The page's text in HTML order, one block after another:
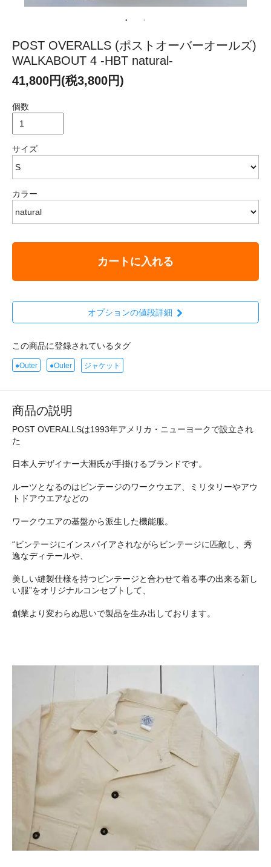
POST OVERALLS (ポストオーバーオールズ)
WALKABOUT 4 -HBT natural-
41,800円(税3,800円)
個数
サイズ
カラー
カートに入れる
オプションの値段詳細
この商品に登録されているタグ
●Outer ●Outer ジャケット
商品の説明
POST OVERALLSは1993年アメリカ・ニューヨークで設立され
た
日本人デザイナー大淵氏が手掛けるブランドです。
ルーツとなるのはビンテージのワークウエア、ミリタリーやアウ
トドアウエアなどの
ワークウエアの基盤から派生した機能服。
“ビンテージにインスパイアされながらビンテージに匹敵し、秀
逸なディテールや、
美しい縫製仕様を持つビンテージと合わせて着る事の出来る新し
い服”をオリジナルコンセプトして、
創業より変わらぬ思いで製品を生み出しております。